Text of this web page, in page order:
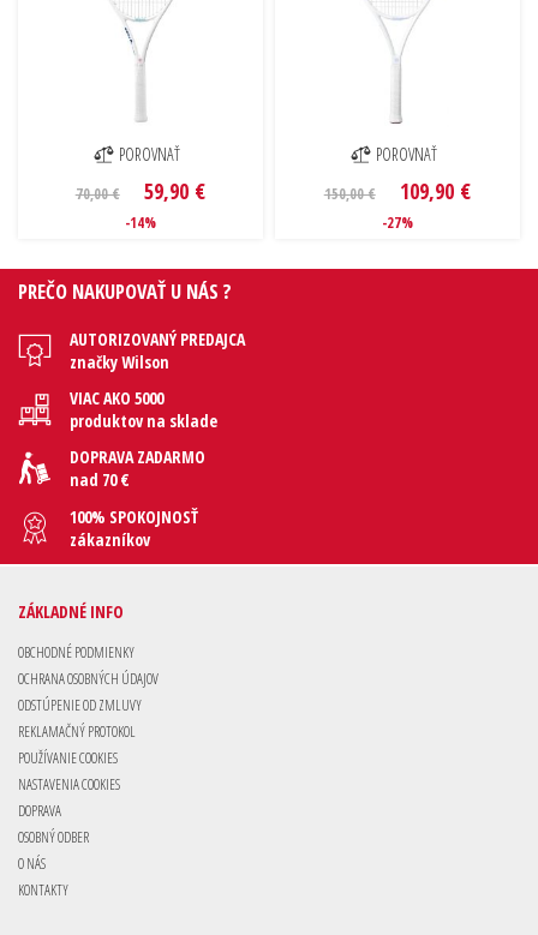
POROVNAŤ
70,00 € 59,90 €
-14%
POROVNAŤ
150,00 € 109,90 €
-27%
PREČO NAKUPOVAŤ U NÁS ?
AUTORIZOVANÝ PREDAJCA
značky Wilson
VIAC AKO 5000
produktov na sklade
DOPRAVA ZADARMO
nad 70 €
100% SPOKOJNOSŤ
zákazníkov
ZÁKLADNÉ INFO
OBCHODNÉ PODMIENKY
OCHRANA OSOBNÝCH ÚDAJOV
ODSTÚPENIE OD ZMLUVY
REKLAMAČNÝ PROTOKOL
POUŽÍVANIE COOKIES
NASTAVENIA COOKIES
DOPRAVA
OSOBNÝ ODBER
O NÁS
KONTAKTY